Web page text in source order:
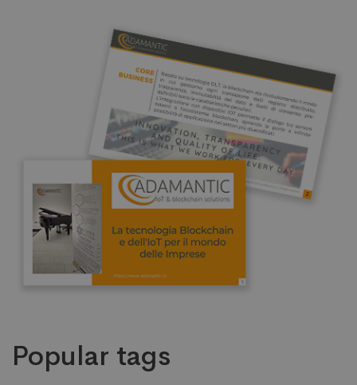
Popular tags